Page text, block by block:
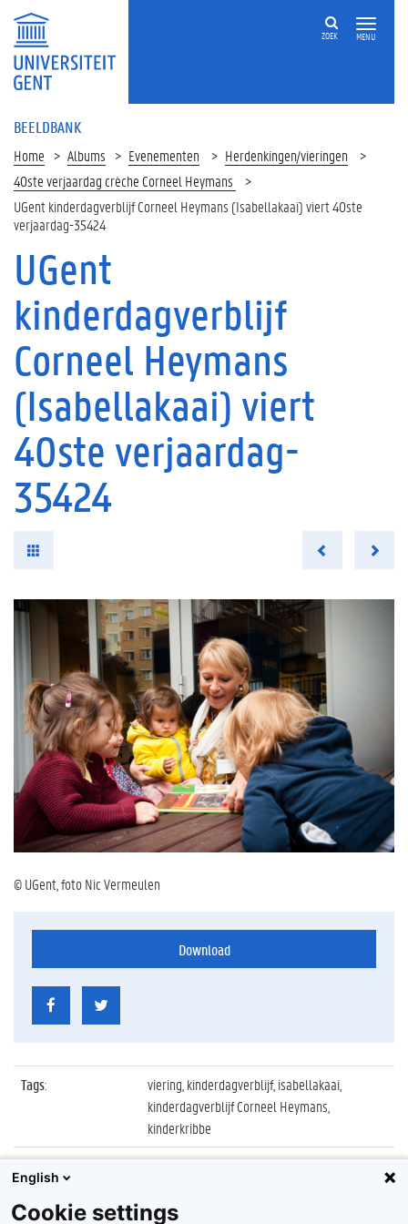
MENU
ZOEK
BEELDBANK
Home Albums Evenementen
Herdenkingen/vieringen
40ste verjaardag crèche Corneel Heymans
UGent kinderdagverblijf Corneel Heymans (Isabellakaai) viert 40ste
verjaardag-35424
UGent
kinderdagverblijf
Corneel Heymans
(Isabellakaai) viert
40ste verjaardag-
35424
© UGent, foto Nic Vermeulen
Download
Tags:
viering, kinderdagverblijf, isabellakaai,
kinderdagverblijf Corneel Heymans,
kinderkribbe
Datum:
12 september 2013
Identificatienummer
Z2013_146_039
English
Cookie settings